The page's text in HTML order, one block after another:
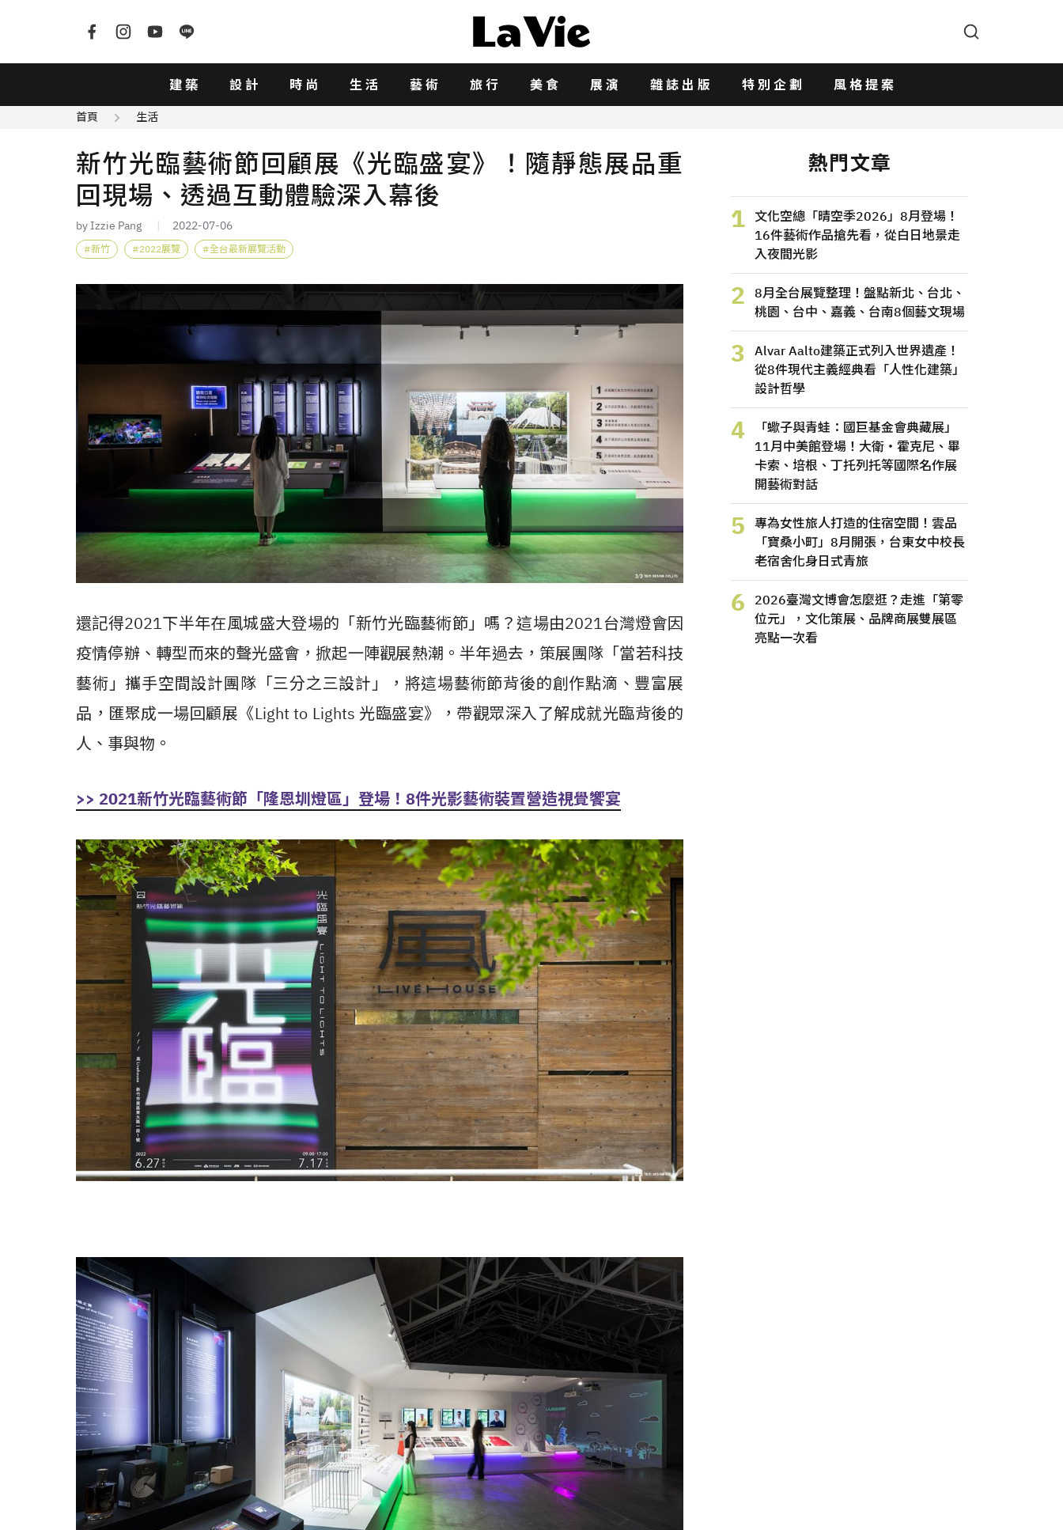
建築 設計 時尚 生活 藝術 旅行 美食 展演 雜誌出版 特別企劃 風格提案
首頁 生活
新竹光臨藝術節回顧展《光臨盛宴》！隨靜態展品重
回現場、透過互動體驗深入幕後
by Izzie Pang 2022-07-06
新竹 2022展覽 全台最新展覽活動
還記得2021下半年在風城盛大登場的「新竹光臨藝術節」嗎？這場由2021台灣燈會因
疫情停辦、轉型而來的聲光盛會，掀起一陣觀展熱潮。半年過去，策展團隊「當若科技
藝術」攜手空間設計團隊「三分之三設計」，將這場藝術節背後的創作點滴、豐富展
品，匯聚成一場回顧展《Light to Lights 光臨盛宴》，帶觀眾深入了解成就光臨背後的
人、事與物。
>> 2021新竹光臨藝術節「隆恩圳燈區」登場！8件光影藝術裝置營造視覺饗宴
熱門文章
1
文化空總「晴空季2026」8月登場！
16件藝術作品搶先看，從白日地景走
入夜間光影
2
8月全台展覽整理！盤點新北、台北、
桃園、台中、嘉義、台南8個藝文現場
3
Alvar Aalto建築正式列入世界遺產！
從8件現代主義經典看「人性化建築」
設計哲學
4
「蠍子與青蛙：國巨基金會典藏展」
11月中美館登場！大衛・霍克尼、畢
卡索、培根、丁托列托等國際名作展
開藝術對話
5
專為女性旅人打造的住宿空間！雲品
「寶桑小町」8月開張，台東女中校長
老宿舍化身日式青旅
6
2026臺灣文博會怎麼逛？走進「第零
位元」，文化策展、品牌商展雙展區
亮點一次看